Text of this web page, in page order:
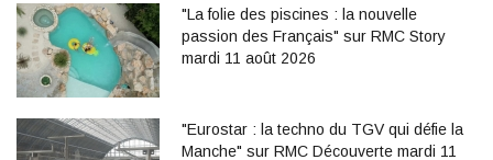
"La folie des piscines : la nouvelle
passion des Français" sur RMC Story
mardi 11 août 2026
"Eurostar : la techno du TGV qui défie la
Manche" sur RMC Découverte mardi 11